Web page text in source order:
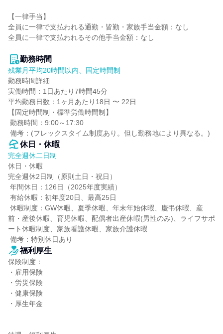
【一律手当】
全員に一律で支払われる通勤・皆勤・家族手当金額：なし
全員に一律で支払われるその他手当金額：なし
勤務時間
残業月平均20時間以内、固定時間制
勤務時間詳細
実働時間：1日あたり7時間45分
平均勤務日数：1ヶ月あたり18日 〜 22日
【固定時間制・標準労働時間制】
備考：(フレックスタイム制度あり。但し勤務地により異なる。)
休日・休暇
完全週休二日制
休日・休暇
完全週休2日制（原則土日・祝日）
前・産後休暇、育児休暇、配偶者出産休暇(男性のみ)、ライフサポ
ート休暇制度、家族看護休暇、家族介護休暇
備考：特別休日あり
福利厚生
保険制度：
・雇用保険
・労災保険
・健康保険
・厚生年金